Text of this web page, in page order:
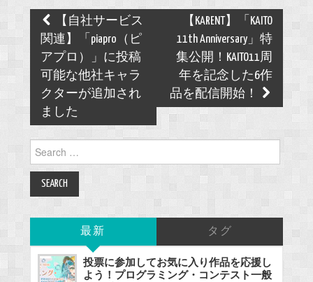
Post
navigation
【自社サービス
関連】「piapro（ピ
アプロ）」に投稿
可能な他社キャラ
クターが追加され
ました
【KARENT】「KAITO
11th Anniversary」特
集公開！KAITO11周
年を記念した6作
品を配信開始！
for:
最新 タグ
投票に参加してお気に入り作品を応援し
よう！プログラミング・コンテスト一般